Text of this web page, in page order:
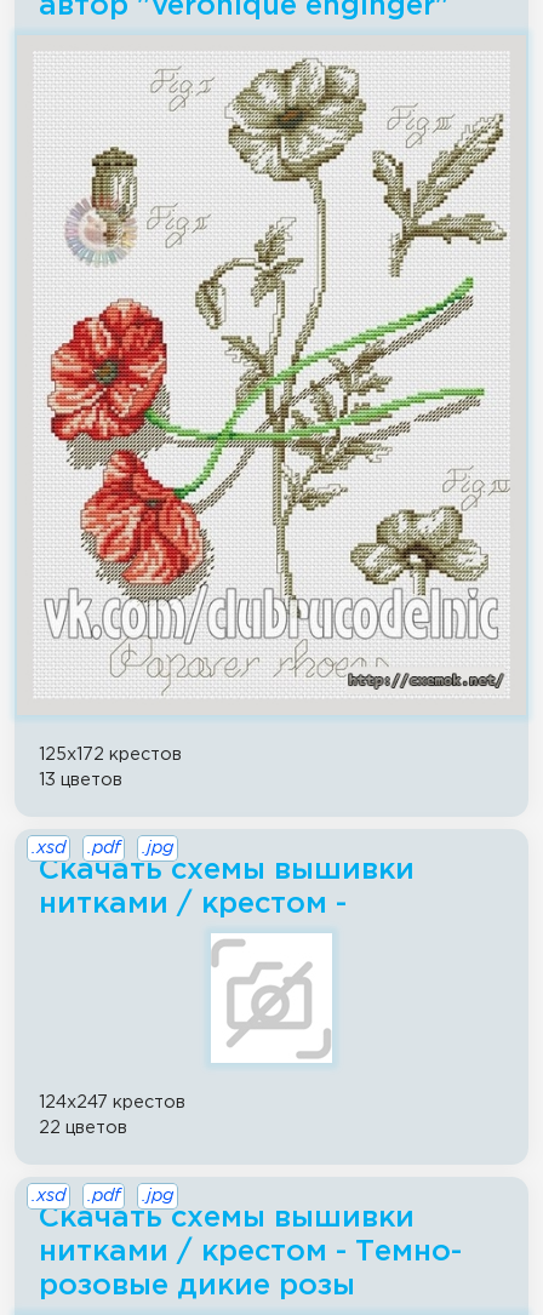
автор "veronique enginger"
125x172 крестов
13 цветов
Скачать схемы вышивки
нитками / крестом -
.xsd .pdf .jpg
124x247 крестов
22 цветов
Скачать схемы вышивки
нитками / крестом - Темно-
розовые дикие розы
.xsd .pdf .jpg